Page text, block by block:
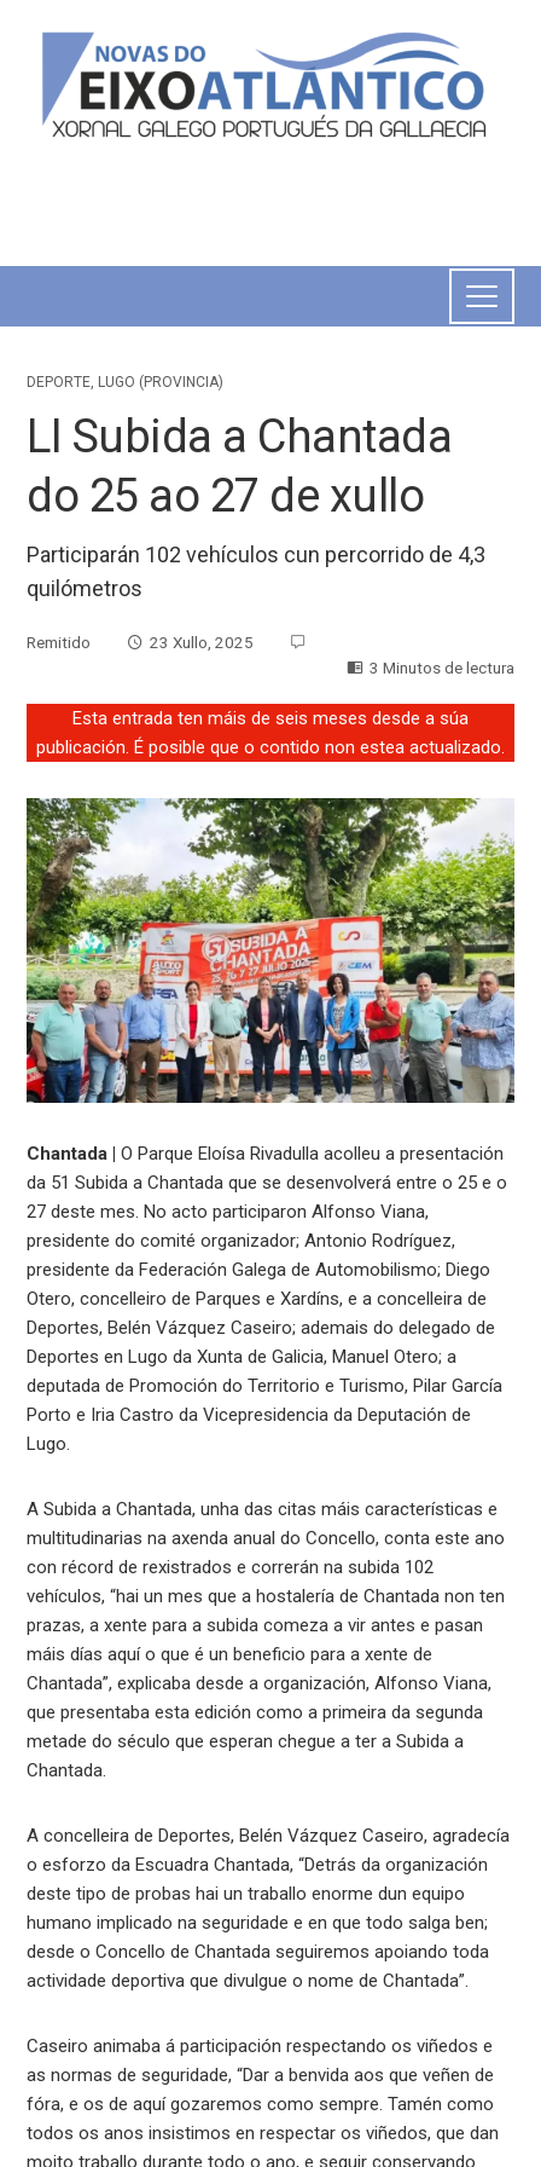
DEPORTE, LUGO (PROVINCIA)
LI Subida a Chantada
do 25 ao 27 de xullo
Participarán 102 vehículos cun percorrido de 4,3
quilómetros
Remitido
23 Xullo, 2025
3 Minutos de lectura
Esta entrada ten máis de seis meses desde a súa
publicación. É posible que o contido non estea actualizado.
Chantada | O Parque Eloísa Rivadulla acolleu a presentación
da 51 Subida a Chantada que se desenvolverá entre o 25 e o
27 deste mes. No acto participaron Alfonso Viana,
presidente do comité organizador; Antonio Rodríguez,
presidente da Federación Galega de Automobilismo; Diego
Otero, concelleiro de Parques e Xardíns, e a concelleira de
Deportes, Belén Vázquez Caseiro; ademais do delegado de
Deportes en Lugo da Xunta de Galicia, Manuel Otero; a
deputada de Promoción do Territorio e Turismo, Pilar García
Porto e Iria Castro da Vicepresidencia da Deputación de
Lugo.
A Subida a Chantada, unha das citas máis características e
multitudinarias na axenda anual do Concello, conta este ano
con récord de rexistrados e correrán na subida 102
vehículos, “hai un mes que a hostalería de Chantada non ten
prazas, a xente para a subida comeza a vir antes e pasan
máis días aquí o que é un beneficio para a xente de
Chantada”, explicaba desde a organización, Alfonso Viana,
que presentaba esta edición como a primeira da segunda
metade do século que esperan chegue a ter a Subida a
Chantada.
A concelleira de Deportes, Belén Vázquez Caseiro, agradecía
o esforzo da Escuadra Chantada, “Detrás da organización
deste tipo de probas hai un traballo enorme dun equipo
humano implicado na seguridade e en que todo salga ben;
desde o Concello de Chantada seguiremos apoiando toda
actividade deportiva que divulgue o nome de Chantada”.
Caseiro animaba á participación respectando os viñedos e
as normas de seguridade, “Dar a benvida aos que veñen de
fóra, e os de aquí gozaremos como sempre. Tamén como
todos os anos insistimos en respectar os viñedos, que dan
moito traballo durante todo o ano, e seguir conservando